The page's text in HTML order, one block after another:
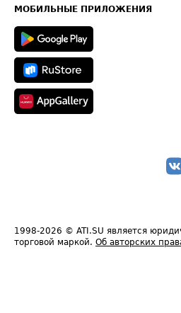
Техническая информация
МОБИЛЬНЫЕ ПРИЛОЖЕНИЯ
1998-2026 © ATI.SU является
торговой маркой. Об авторских